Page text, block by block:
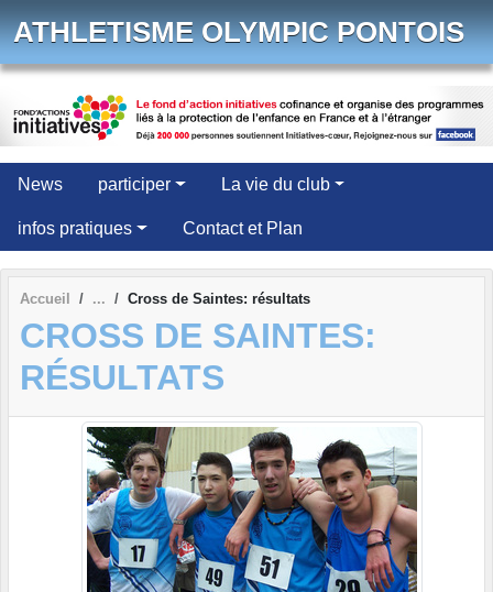
ATHLETISME OLYMPIC PONTOIS
News participer La vie du club
infos pratiques Contact et Plan
Accueil Cross de Saintes: résultats
CROSS DE SAINTES:
RÉSULTATS